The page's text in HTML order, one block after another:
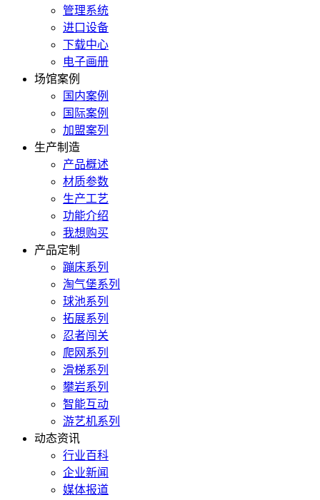
管理系统
进口设备
下载中心
电子画册
场馆案例
国内案例
国际案例
加盟案列
生产制造
产品概述
材质参数
生产工艺
功能介绍
我想购买
产品定制
蹦床系列
淘气堡系列
球池系列
拓展系列
忍者闯关
爬网系列
滑梯系列
攀岩系列
智能互动
游艺机系列
动态资讯
行业百科
企业新闻
媒体报道